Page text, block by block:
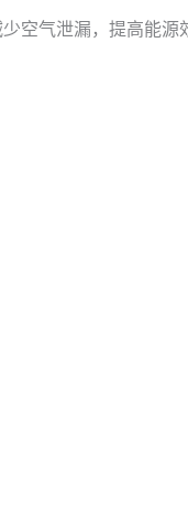
空气泄漏，提高能源